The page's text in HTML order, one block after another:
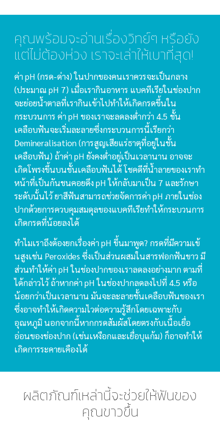
คุณพร้อมจะอ่านเรื่องวิทย์ๆ หรือยัง
แต่ไม่ต้องห่วง เราจะเล่าให้เบาที่สุด!
ค่า pH (กรด-ด่าง) ในปากของคนเราควรจะเป็นกลาง
(ประมาณ pH 7) เมื่อเรากินอาหาร แบคทีเรียในช่องปาก
จะย่อยน้ำตาลที่เรากินเข้าไปทำให้เกิดกรดขึ้นใน
กระบวนการ ค่า pH ของเราจะลดลงต่ำกว่า 4.5 ชั้น
เคลือบฟันจะเริ่มละลายซึ่งกระบวนการนี้เรียกว่า
Demineralisation (การสูญเสียแร่ธาตุที่อยู่ในชั้น
เคลือบฟัน) ถ้าค่า pH ยังคงต่ำอยู่เป็นเวลานาน อาจจะ
เกิดโพรงขึ้นบนชั้นเคลือบฟันได้ โชคดีที่น้ำลายของเราทำ
หน้าที่เป็นกันชนคอยดึง pH ให้กลับมาเป็น 7 และรักษา
ระดับนั้นไว้ ยาสีฟันสามารถช่วยจัดการค่า pH ภายในช่อง
ปากด้วยการควบคุมสมดุลของแบคทีเรียทำให้กระบวนการ
เกิดกรดที่น้อยลงได้
ทำไมเราถึงต้องยกเรื่องค่า pH ขึ้นมาพูด? กรดที่มีความเข้
นสูงเช่น Peroxides ซึ่งเป็นส่วนผสมในสารฟอกฟันขาว มี
ส่วนทำให้ค่า pH ในช่องปากของเราลดลงอย่างมาก ตามที่
ได้กล่าวไว้ ถ้าหากค่า pH ในช่องปากลดลงไปที่ 4.5 หรือ
น้อยกว่าเป็นเวลานาน มันจะละลายชั้นเคลือบฟันของเรา
ซึ่งอาจทำให้เกิดความไวต่อความรู้สึกโดยเฉพาะกับ
อุณหภูมิ นอกจากนี้หากกรดสัมผัสโดยตรงกับเนื้อเยื่อ
อ่อนของช่องปาก (เช่นเหงือกและเยื่อบุแก้ม) ก็อาจทำให้
เกิดการระคายเคืองได้
ผลิตภัณฑ์เหล่านี้จะช่วยให้ฟันของ
คุณขาวขึ้น